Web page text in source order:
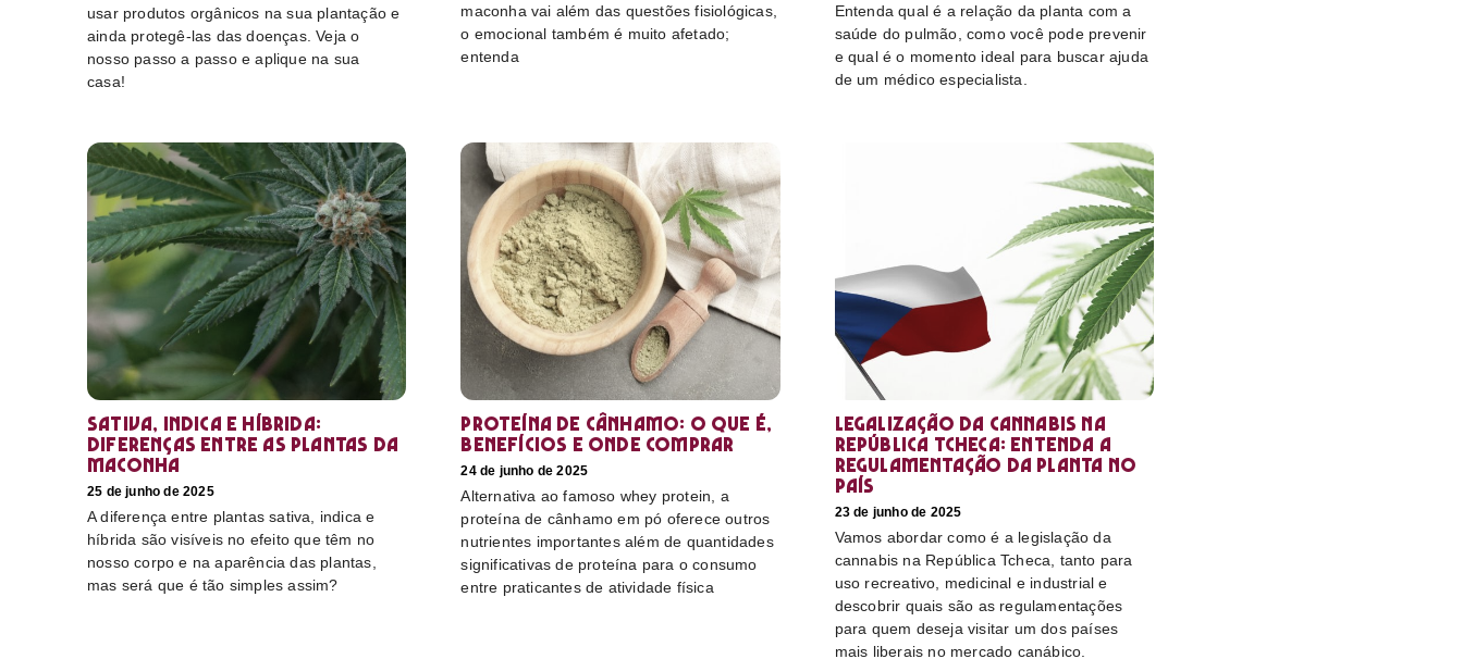
usar produtos orgânicos na sua plantação e
ainda protegê-las das doenças. Veja o
nosso passo a passo e aplique na sua
casa!
maconha vai além das questões fisiológicas,
o emocional também é muito afetado;
entenda
Entenda qual é a relação da planta com a
saúde do pulmão, como você pode prevenir
e qual é o momento ideal para buscar ajuda
de um médico especialista.
Sativa, Indica e Híbrida:
diferenças entre as plantas da
maconha
25 de junho de 2025
A diferença entre plantas sativa, indica e
híbrida são visíveis no efeito que têm no
nosso corpo e na aparência das plantas,
mas será que é tão simples assim?
Proteína de cânhamo: o que é,
benefícios e onde comprar
24 de junho de 2025
Alternativa ao famoso whey protein, a
proteína de cânhamo em pó oferece outros
nutrientes importantes além de quantidades
significativas de proteína para o consumo
entre praticantes de atividade física
Legalização da cannabis na
República Tcheca: entenda a
regulamentação da planta no
país
23 de junho de 2025
Vamos abordar como é a legislação da
cannabis na República Tcheca, tanto para
uso recreativo, medicinal e industrial e
descobrir quais são as regulamentações
para quem deseja visitar um dos países
mais liberais no mercado canábico.